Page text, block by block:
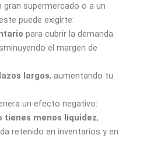
gran supermercado o a un
puede exigirte:
para cubrir la demanda.
el margen de
largos, aumentando tu
un efecto negativo:
tienes menos liquidez,
retenido en inventarios y en